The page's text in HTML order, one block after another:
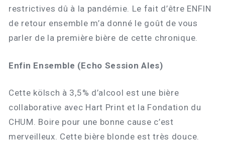
restrictives dû à la pandémie. Le fait d’être ENFIN
de retour ensemble m’a donné le goût de vous
parler de la première bière de cette chronique.
Enfin Ensemble (Echo Session Ales)
Cette kölsch à 3,5% d’alcool est une bière
collaborative avec Hart Print et la Fondation du
CHUM. Boire pour une bonne cause c’est
merveilleux. Cette bière blonde est très douce.